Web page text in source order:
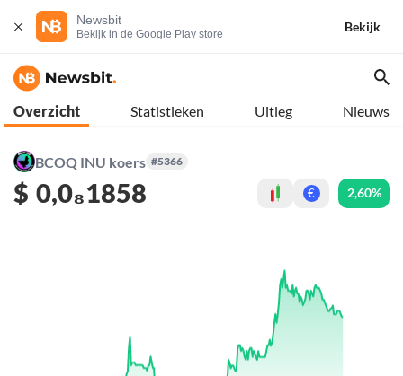
Newsbit
Bekijk in de Google Play store
Bekijk
Overzicht Statistieken Uitleg Nieuws
BCOQ INU koers #5366
$ 0,0₈1858 € 2,60%